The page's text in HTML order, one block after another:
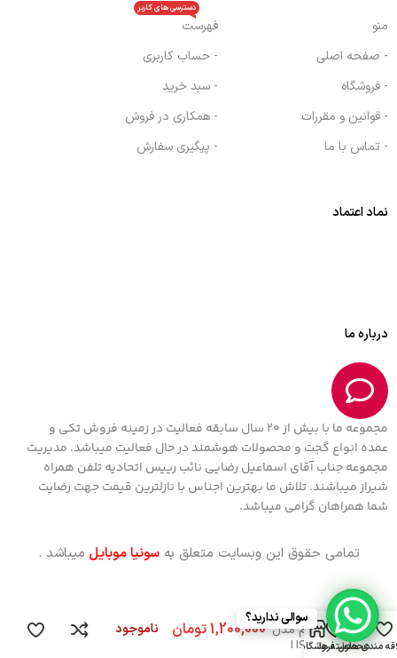
منو
- صفحه اصلی
- فروشگاه
- قوانین و مقررات
- تماس با ما
فهرست
دسترسی های کاربر
- حساب کاربری
- سبد خرید
- همکاری در فروش
- پیگیری سفارش
نماد اعتماد
درباره ما
مجموعه ما با بیش از 20 سال سابقه فعالیت در زمینه فروش تکی و
عمده انواع گجت و محصولات هوشمند در حال فعالیت میباشد. مدیریت
مجموعه جناب آقای اسماعیل رضایی نائب رییس اتحادیه تلفن همراه
شیراز میباشند. تلاش ما بهترین اجناس با نازلترین قیمت جهت رضایت
شما همراهان گرامی میباشد.
تمامی حقوق این وبسایت متعلق بهسونیا موبایل میباشد .
یقه ای برند
ارلدام مدل
USB-C
ناموجود
سوالی ندارید؟
مندی ها
0
محصولدسته هافروشگاه